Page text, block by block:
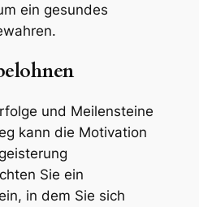
ein gesundes
und Meilensteine
kann die Motivation
Sie ein
in dem Sie sich